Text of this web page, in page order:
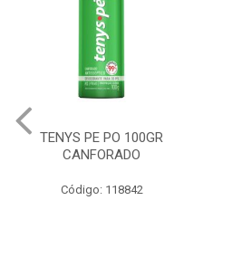
TENYS PE PO 100GR
CANFORADO
Código: 118842